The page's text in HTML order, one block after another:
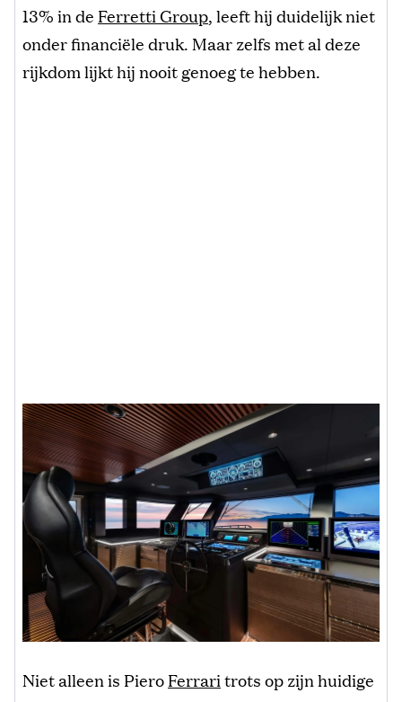
13% in de Ferretti Group, leeft hij duidelijk niet
onder financiële druk. Maar zelfs met al deze
rijkdom lijkt hij nooit genoeg te hebben.
Niet alleen is PieroFerraritrots op zijn huidige